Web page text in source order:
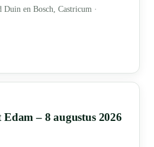
Duin en Bosch, Castricum ·
– 8 augustus 2026